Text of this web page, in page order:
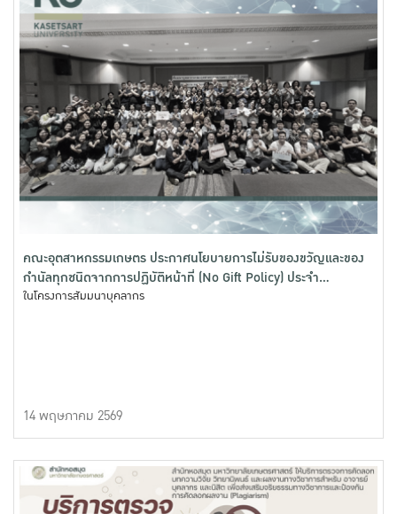
คณะอุตสาหกรรมเกษตร ประกาศนโยบายการไม่รับของขวัญและของ
กำนัลทุกชนิดจากการปฏิบัติหน้าที่ (No Gift Policy) ประจำ
ปีงบประมาณ พ.ศ.2569
ในโครงการสัมมนาบุคลากร
14 พฤษภาคม 2569